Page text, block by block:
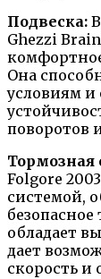
Подвеска:
Ghezzi
Она
условиям и
поворотов
Тормозная
Folgore
системой,
обладает
дает
скорость и